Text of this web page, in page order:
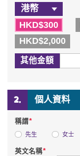
HKD$300
HKD$2,000
其他金額
個人資料
稱謂*
先生 女士
英文名稱*